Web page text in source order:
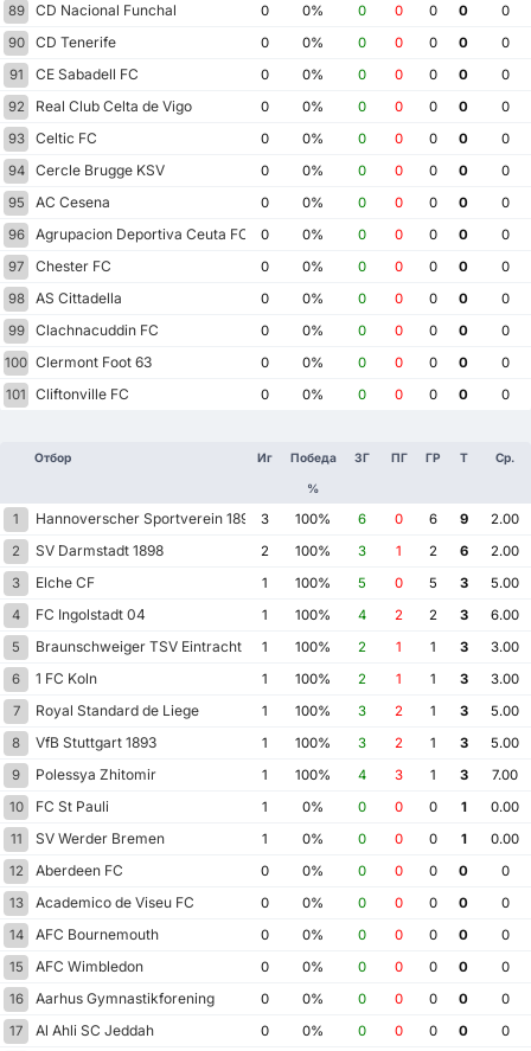
89
CD Nacional Funchal 0 0% 0 0 0 0
0
90
CD Tenerife 0 0% 0 0 0 0
0
91
CE Sabadell FC 0 0% 0 0 0 0
0
92
Real Club Celta de Vigo 0 0% 0 0 0 0
0
93
Celtic FC 0 0% 0 0 0 0
0
94
Cercle Brugge KSV 0 0% 0 0 0 0
0
95
AC Cesena 0 0% 0 0 0 0
0
96
Agrupacion Deportiva Ceuta FC 0 0% 0 0 0 0
0
97
Chester FC 0 0% 0 0 0 0
0
98
AS Cittadella 0 0% 0 0 0 0
0
99
Clachnacuddin FC 0 0% 0 0 0 0
0
100 Clermont Foot 63 0 0% 0 0 0 0
0
101
Cliftonville FC 0 0% 0 0 0 0 0
Отбор Иг Победа
%
ЗГ ПГ ГР Т Ср.
1 Hannoverscher Sportverein 1896 3 100% 6 0 6 9
2.00
2
SV Darmstadt 1898 2 100% 3 1 2 6
2.00
3
Elche CF 1 100% 5 0 5 3
5.00
4
FC Ingolstadt 04 1 100% 4 2 2 3
6.00
5
Braunschweiger TSV Eintracht 1895
1 100% 2 1 1 3
3.00
6
1 FC Koln 1 100% 2 1 1 3
3.00
7
Royal Standard de Liege 1 100% 3 2 1 3
5.00
8
VfB Stuttgart 1893 1 100% 3 2 1 3
5.00
9
Polessya Zhitomir 1 100% 4 3 1 3
7.00
10
FC St Pauli 1 0% 0 0 0 1
0.00
11
SV Werder Bremen 1 0% 0 0 0 1
0.00
12
Aberdeen FC 0 0% 0 0 0 0
0
13
Academico de Viseu FC 0 0% 0 0 0 0
0
14
AFC Bournemouth 0 0% 0 0 0 0
0
15
AFC Wimbledon 0 0% 0 0 0 0
0
16
Aarhus Gymnastikforening 0 0% 0 0 0 0
0
17
Al Ahli SC Jeddah 0 0% 0 0 0 0
0